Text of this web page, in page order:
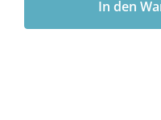
In den